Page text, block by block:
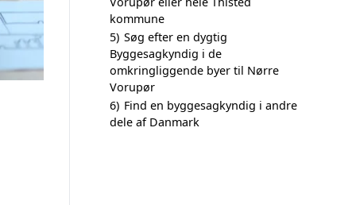
kommune
5) Søg efter en dygtig
Byggesagkyndig i de
omkringliggende byer til Nørre
Vorupør
6) Find en byggesagkyndig i andre
dele af Danmark